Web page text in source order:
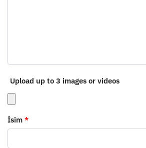
Upload up to 3 images or videos
İsim *